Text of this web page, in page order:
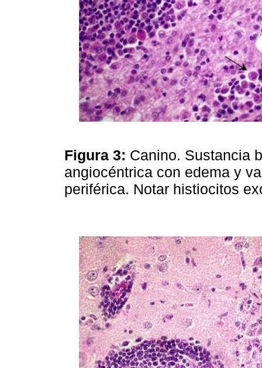
Figura 3: Canino. Sustancia
angiocéntrica con edema y
periférica. Notar histiocitos